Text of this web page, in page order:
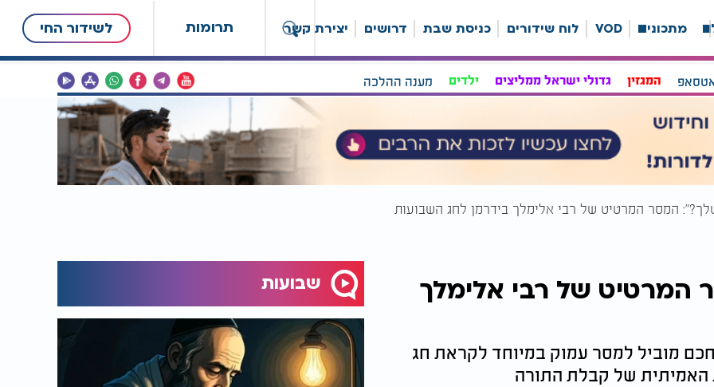
תרומות לשידור החי מתכונים VOD לוח שידורים כניסת שבת דרושים יצירת קשר
המגזין גדולי ישראל ממליצים ילדים מענה ההלכה
המסר המרטיט של רבי אלימלך בידרמן לחג השבועות
המרטיט של רבי אלימלך
מוביל למסר עמוק במיוחד לקראת חג
של קבלת התורה
שבועות